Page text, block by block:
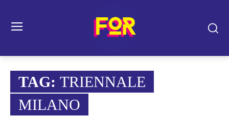
TAG: TRIENNALE
MILANO